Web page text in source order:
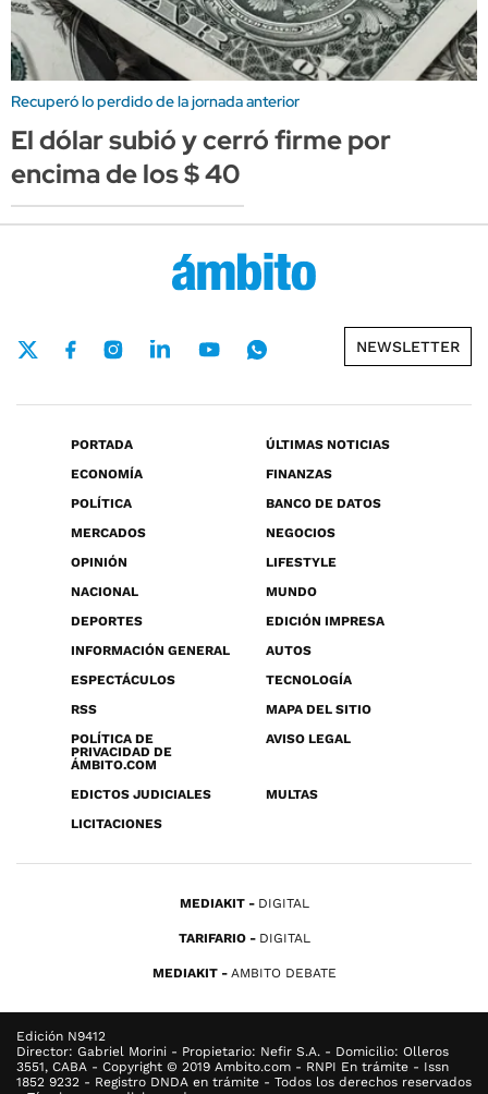
Recuperó lo perdido de la jornada anterior
El dólar subió y cerró firme por
encima de los $ 40
NEWSLETTER
PORTADA
ÚLTIMAS NOTICIAS
ECONOMÍA
FINANZAS
POLÍTICA
BANCO DE DATOS
MERCADOS
NEGOCIOS
OPINIÓN
LIFESTYLE
NACIONAL
MUNDO
DEPORTES
EDICIÓN IMPRESA
INFORMACIÓN GENERAL
AUTOS
ESPECTÁCULOS
TECNOLOGÍA
RSS
MAPA DEL SITIO
POLÍTICA DE
PRIVACIDAD DE
ÁMBITO.COM
AVISO LEGAL
EDICTOS JUDICIALES
MULTAS
LICITACIONES
MEDIAKIT DIGITAL
TARIFARIO DIGITAL
MEDIAKIT AMBITO DEBATE
Edición N9412
Director: Gabriel Morini - Propietario: Nefir S.A. - Domicilio: Olleros
3551, CABA - Copyright © 2019 Ambito.com - RNPI En trámite - Issn
1852 9232 - Registro DNDA en trámite - Todos los derechos reservados